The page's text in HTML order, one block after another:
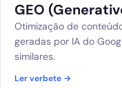
GEO
Otimização de
geradas por IA do
similares.
Ler verbete →